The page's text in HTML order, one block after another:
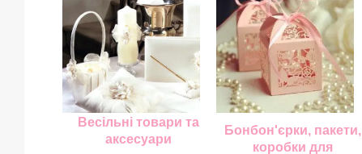
Весільні товари та
аксесуари
Бонбон'єрки, пакети,
коробки для